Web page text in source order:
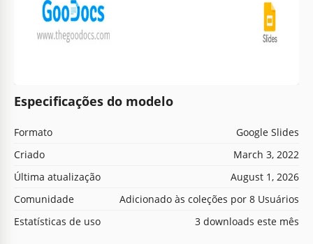
Especificações do modelo
Formato
Google Slides
Criado
March 3, 2022
Última atualização
August 1, 2026
Comunidade
Adicionado às coleções por 8 Usuários
Estatísticas de uso
3 downloads este mês